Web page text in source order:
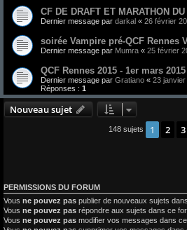
CF DE DRAFT ET MARATHON
Dernier message par darkal « 26 février
soirée Vampire pré-QCF Rennes
Dernier message par Mumra « 25 février
QCF Rennes 2015 - 1er mars 2015
Dernier message par Gratiano « 23
Réponses : 1
Nouveau sujet
148 sujets 1 2 3
PERMISSIONS DU FORUM
Vous ne pouvez pas publier de nouveaux sujets
Vous ne pouvez pas répondre aux sujets dans ce
Vous ne pouvez pas modifier vos messages dans